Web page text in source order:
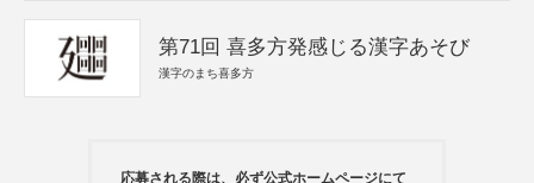
第71回 喜多方発感じる漢字あそび
漢字のまち喜多方
応募される際は、必ず公式ホームページにて